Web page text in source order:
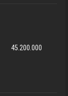
45.200.000